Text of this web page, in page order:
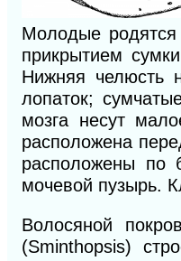
Молодые родятся
прикрытием
Нижняя челюсть
лопаток;
мозга несут
расположена
расположены по
мочевой пузырь.
Волосяной
(Sminthopsis)